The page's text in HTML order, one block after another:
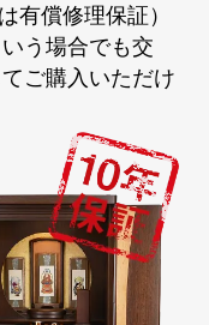
有償修理保証）
う場合でも交
ご購入いただけ